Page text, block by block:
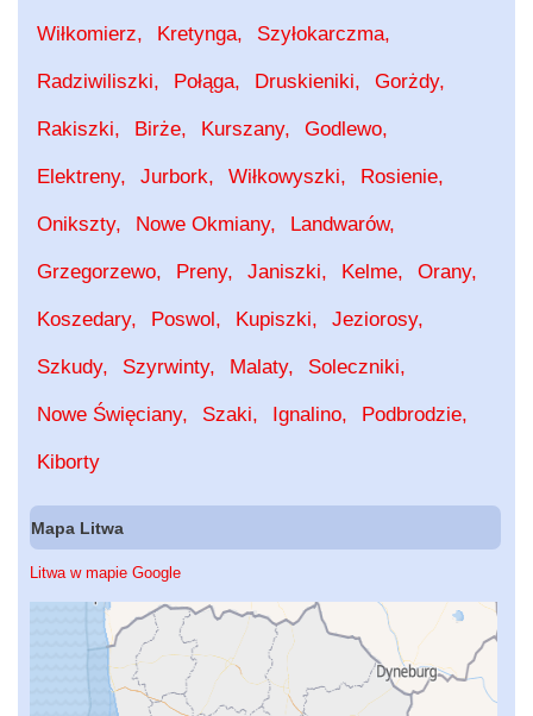
Wiłkomierz Kretynga Szyłokarczma
Radziwiliszki Połąga Druskieniki Gorżdy
Rakiszki Birże Kurszany Godlewo
Elektreny Jurbork Wiłkowyszki Rosienie
Onikszty Nowe Okmiany Landwarów
Grzegorzewo Preny Janiszki Kelme Orany
Koszedary Poswol Kupiszki Jeziorosy
Szkudy Szyrwinty Malaty Soleczniki
Nowe Święciany Szaki Ignalino Podbrodzie
Kiborty
Mapa Litwa
Litwa w mapie Google